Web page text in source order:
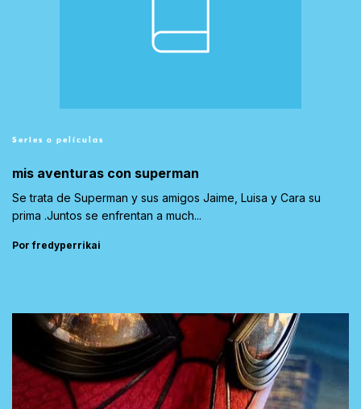
Series o películas
mis aventuras con superman
Se trata de Superman y sus amigos Jaime, Luisa y Cara su
prima .Juntos se enfrentan a much...
Por fredyperrikai